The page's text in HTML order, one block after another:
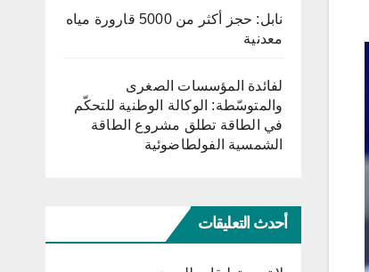
نابل: حجز أكثر من 5000 قارورة مياه
معدنية
لفائدة المؤسسات الصغرى
والمتوسّطة: الوكالة الوطنية للتحكّم
في الطاقة تطلق مشروع الطاقة
الشمسية الفولطاضوئية
أحدث التعليقات